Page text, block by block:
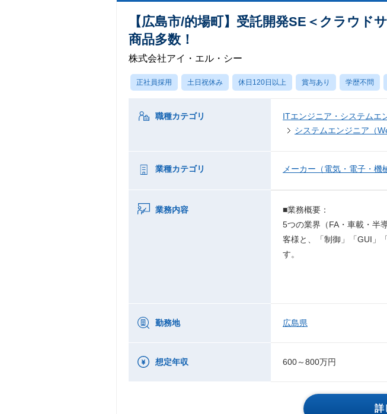
【広島市/的場町】受託開発SE＜クラ
商品多数！
株式会社アイ・エル・シー
正社員採用 土日祝休み 休日120日以上 賞与あり 学歴不問
職種カテゴリ ITエンジニア・システムエ
システムエンジニア（
業種カテゴリ メーカー（電気・電子・機
業務内容
■業務概要：
5つの業界（FA・車載・半
客様と、「制御」「GUI」
す。
勤務地 広島県
想定年収 600～800万円
詳